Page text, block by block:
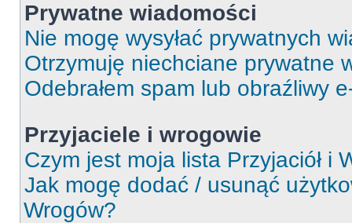
Prywatne wiadomości
Nie mogę wysyłać prywatnych
Otrzymuję niechciane prywatne
Odebrałem spam lub obraźliwy
Przyjaciele i wrogowie
Czym jest moja lista Przyjaciół i
Jak mogę dodać / usunąć
Wrogów?